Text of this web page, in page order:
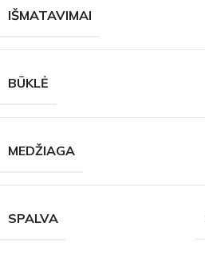
IŠMATAVIMAI
BŪKLĖ
MEDŽIAGA
SPALVA